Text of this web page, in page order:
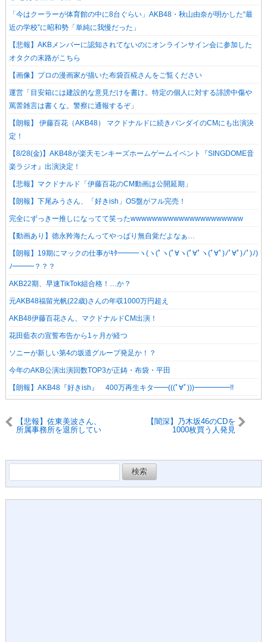
「今はクーラーが体育館の中に8台ぐらい」AKB48・秋山由奈が明かした“最
近の学校”に昭和勢「単純に我慢だった」
【悲報】AKBメンバーに認知されてないのにオンラインサイン会に参加した
オタクの末路がこちら
【画像】プロの漫画家が描いた布袋百椛さんをご覧ください
運営「目安箱には建設的な意見だけを書け。特定の個人に対する誹謗中傷や
罵詈雑言は書くな。警察に通報するぞ」
【朗報】 伊藤百花（AKB48） マクドナルドに続きバンダイのCMにも出演決
定！
【8/28(金)】AKB48が楽天モンキーズホームゲームイベント『SINGDOME音
楽ラジオ』出演決定！
【悲報】マクドナルド「伊藤百花のCM動画は公開延期」
【朗報】下尾みうさん、「好きish」OS盤がフル完売！
完全にずっきー推しになってて笑ったwwwwwwwwwwwwwwwwwwwww
【動画あり】徳永羚海たんってやっぱり無自覚だよなぁ…
【朗報】19期にマックの仕事がｷﾀ━━━ヽ(ヽ(ﾟヽ(ﾟ∀ヽ(ﾟ∀ﾟヽ(ﾟ∀ﾟ)ﾉﾟ∀ﾟ)ﾉﾟ)ﾉ)
ﾉ━━━？？？
AKB22期、早速TikTok組合格！…か？
元AKB48福留光帆(22歳)さんの年収1000万円超え
AKB48伊藤百花さん、マクドナルドCM出演！
花田藍衣の宣誓布告から1ヶ月が経つ
ソニーが新しい第4の坂道グループ発足か！？
今年のAKB公演出演回数TOP3が正鋳・布袋・平田
【朗報】AKB48『好きish』 400万再生キタ━━(((ﾟ∀ﾟ)))━━━━━!!
【悲報】佐東美波さん、
所属事務所を退所してい
【闇深】乃木坂46のCDを
1000枚買う人発見
索: